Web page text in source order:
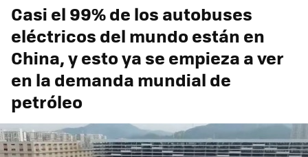
Casi el 99% de los autobuses
eléctricos del mundo están en
China, y esto ya se empieza a ver
en la demanda mundial de
petróleo